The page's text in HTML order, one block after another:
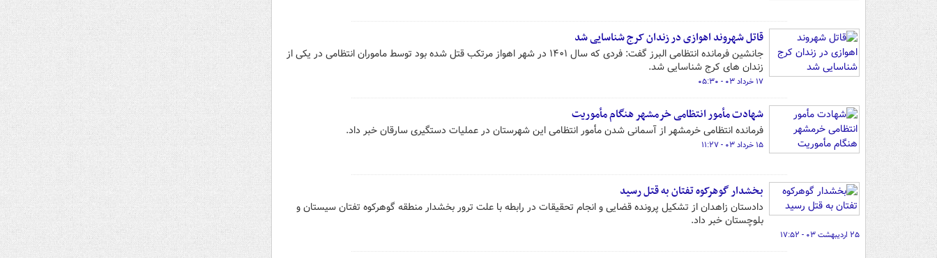
قاتل شهروند اهوازی در زندان کرج شناسایی شد
جانشین فرمانده انتظامی البرز گفت: فردی که سال ۱۴۰۱ در شهر اهواز مرتکب قتل شده بود توسط ماموران انتظامی در یکی از
زندان های کرج شناسایی شد.
۱۷ خرداد ۰۳ - ۰۵:۳۰
شهادت مأمور انتظامی خرمشهر هنگام مأموریت
فرمانده انتظامی خرمشهر از آسمانی شدن مأمور انتظامی این شهرستان در عملیات دستگیری سارقان خبر داد.
۱۵ خرداد ۰۳ - ۱۱:۲۷
بخشدار گوهرکوه تفتان به قتل رسید
دادستان زاهدان از تشکیل پرونده قضایی و انجام تحقیقات در رابطه با علت ترور بخشدار منطقه گوهرکوه تفتان سیستان و
بلوچستان خبر داد.
۲۵ اردیبهشت ۰۳ - ۱۷:۵۲